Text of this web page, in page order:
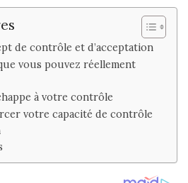
de contrôle et d’acceptation
vous pouvez réellement
à votre contrôle
votre capacité de contrôle